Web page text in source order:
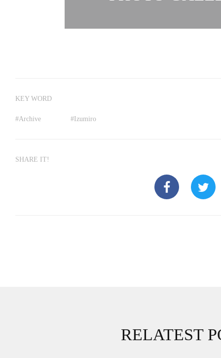
KEY WORD
#Archive #Izumiro
SHARE IT!
RELATEST